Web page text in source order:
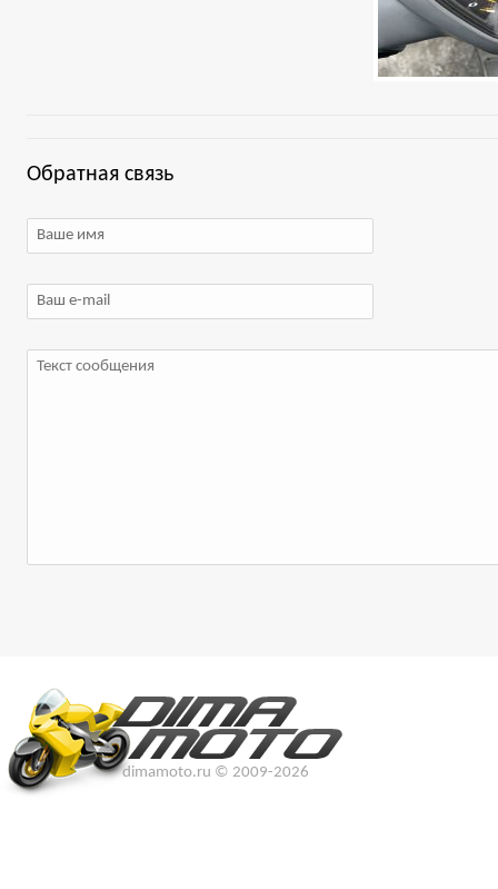
Обратная связь
dimamoto.ru © 2009-2026